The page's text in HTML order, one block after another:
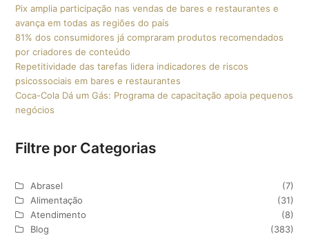
Pix amplia participação nas vendas de bares e restaurantes e
avança em todas as regiões do país
81% dos consumidores já compraram produtos recomendados
por criadores de conteúdo
Repetitividade das tarefas lidera indicadores de riscos
psicossociais em bares e restaurantes
Coca-Cola Dá um Gás: Programa de capacitação apoia pequenos
negócios
Filtre por Categorias
Abrasel
(7)
Alimentação
(31)
Atendimento
(8)
Blog
(383)